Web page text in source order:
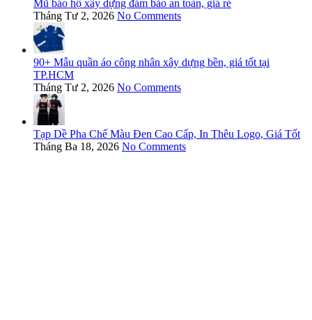
Mũ bảo hộ xây dựng đảm bảo an toàn, giá rẻ
Tháng Tư 2, 2026 No Comments
90+ Mẫu quần áo công nhân xây dựng bền, giá tốt tại
TP.HCM
Tháng Tư 2, 2026 No Comments
Tạp Dề Pha Chế Màu Đen Cao Cấp, In Thêu Logo, Giá Tốt
Tháng Ba 18, 2026 No Comments